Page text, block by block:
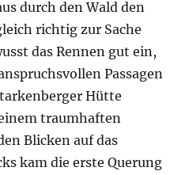
uns die aufgehende
die Aussicht auf die
Ein wenig
der Stubaier Alpen
Tag und blauer
an der Schlicker
zur Sennjochhütte
Querung hinunter zur